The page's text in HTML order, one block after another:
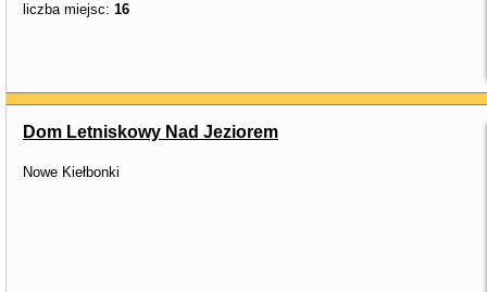
liczba miejsc: 16
Dom Letniskowy Nad Jeziorem
Nowe Kiełbonki